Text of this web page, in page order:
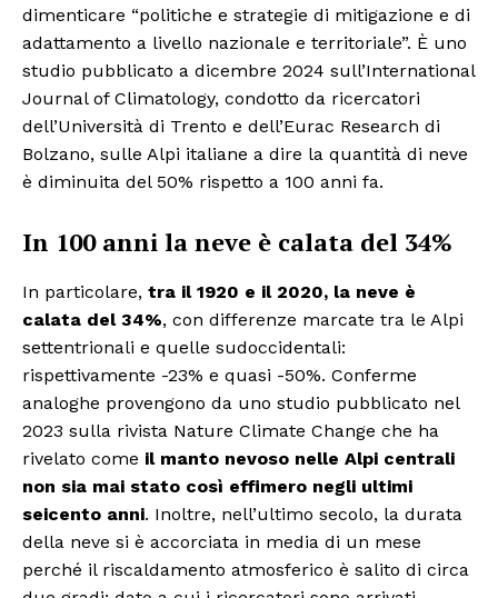
dimenticare “politiche e strategie di mitigazione e di
adattamento a livello nazionale e territoriale”. È uno
studio pubblicato a dicembre 2024 sull’International
Journal of Climatology, condotto da ricercatori
dell’Università di Trento e dell’Eurac Research di
Bolzano, sulle Alpi italiane a dire la quantità di neve
è diminuita del 50% rispetto a 100 anni fa.
In 100 anni la neve è calata del 34%
In particolare, tra il 1920 e il 2020, la neve è
calata del 34%, con differenze marcate tra le Alpi
settentrionali e quelle sudoccidentali:
rispettivamente -23% e quasi -50%. Conferme
analoghe provengono da uno studio pubblicato nel
2023 sulla rivista Nature Climate Change che ha
rivelato come il manto nevoso nelle Alpi centrali
non sia mai stato così effimero negli ultimi
seicento anni. Inoltre, nell’ultimo secolo, la durata
della neve si è accorciata in media di un mese
perché il riscaldamento atmosferico è salito di circa